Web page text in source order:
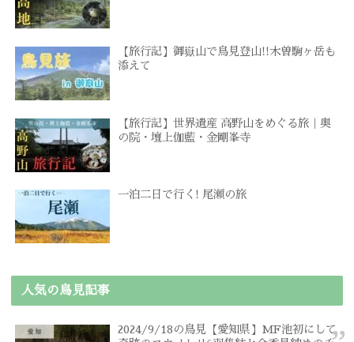
【旅行記】御嶽山で鳥見登山!!木曽駒ヶ岳も
添えて
【旅行記】世界遺産 高野山をめぐる旅｜奥
の院・壇上伽藍・金剛峯寺
一泊二日で行く! 尾瀬の旅
人気の鳥見記事
2024/9/18の鳥見【愛知県】MF池初にして